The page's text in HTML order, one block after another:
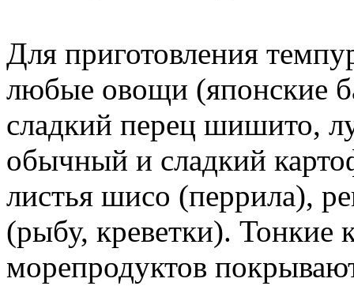
Для приготовления
любые овощи (японские
сладкий перец шишито,
обычный и сладкий
листья шисо (перрила),
(рыбу, креветки). Тонкие
морепродуктов